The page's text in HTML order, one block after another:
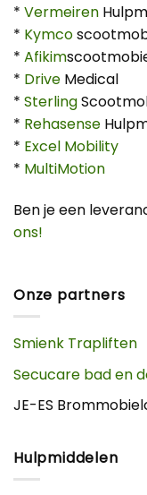
* Vermeiren
* Kymco
* Afikim
* Drive Medical
* Sterling
* Rehasense
* Excel Mobility
* MultiMotion
Ben je een
ons!
Onze partners
Smienk Trapliften
Secucare bad en
JE-ES
Hulpmiddelen